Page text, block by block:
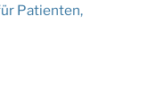
Patienten,